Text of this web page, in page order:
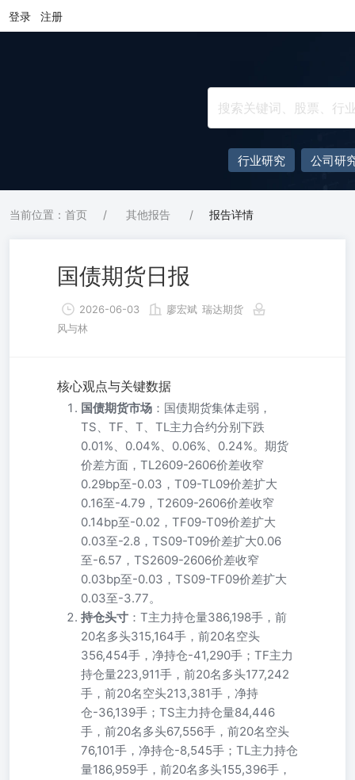
登录 注册
行业研究 公司研
当前位置：首页 / 其他报告 / 报告详情
国债期货日报
2026-06-03 廖宏斌 瑞达期货
风与林
核心观点与关键数据
国债期货市场 ：国债期货集体走弱，
TS、TF、T、TL主力合约分别下跌
0.01%、0.04%、0.06%、0.24%。期货
价差方面，TL2609-2606价差收窄
0.29bp至-0.03，T09-TL09价差扩大
0.16至-4.79，T2609-2606价差收窄
0.14bp至-0.02，TF09-T09价差扩大
0.03至-2.8，TS09-T09价差扩大0.06
至-6.57，TS2609-2606价差收窄
0.03bp至-0.03，TS09-TF09价差扩大
0.03至-3.77。
持仓头寸 ：T主力持仓量386,198手，前
20名多头315,164手，前20名空头
356,454手，净持仓-41,290手；TF主力
持仓量223,911手，前20名多头177,242
手，前20名空头213,381手，净持
仓-36,139手；TS主力持仓量84,446
手，前20名多头67,556手，前20名空头
76,101手，净持仓-8,545手；TL主力持仓
量186,959手，前20名多头155,396手，